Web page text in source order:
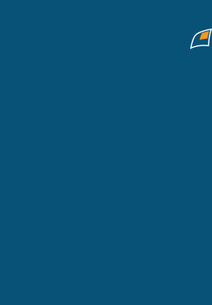
Casa